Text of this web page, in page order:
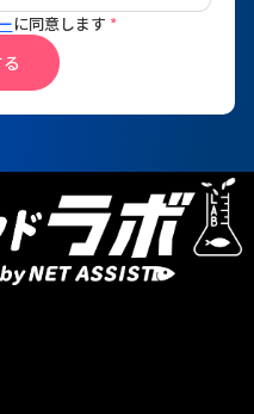
に同意します *